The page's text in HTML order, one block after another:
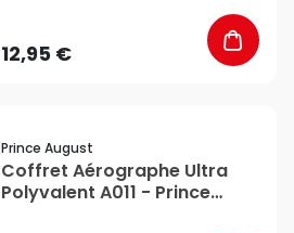
12,95 €
Prince August
Coffret Aérographe Ultra
Polyvalent A011 - Prince